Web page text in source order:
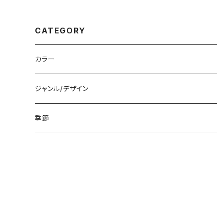
CATEGORY
カラー
白
黒
ジャンル/デザイン
シンプル
季節